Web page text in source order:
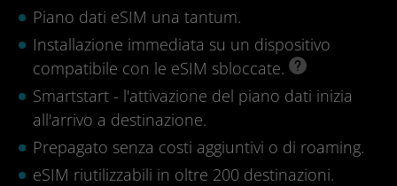
Piano dati eSIM una tantum.
Installazione immediata su un dispositivo
compatibile con le eSIM sbloccate.
Smartstart - l'attivazione del piano dati inizia
all'arrivo a destinazione.
Prepagato senza costi aggiuntivi o di roaming.
eSIM riutilizzabili in oltre 200 destinazioni.